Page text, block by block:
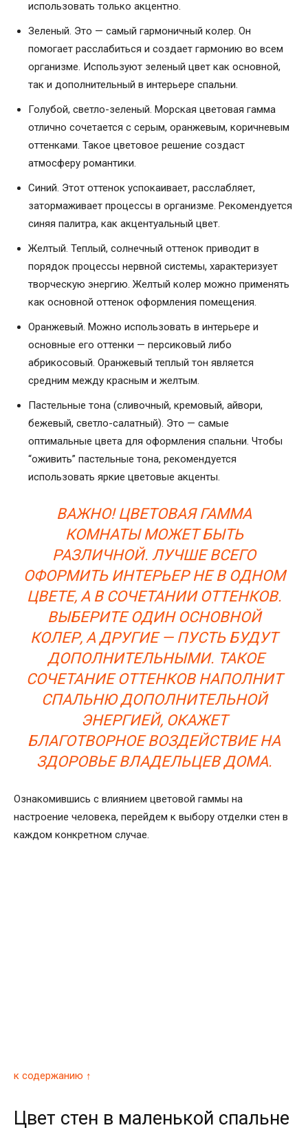
использовать только акцентно.
Зеленый. Это — самый гармоничный колер. Он
помогает расслабиться и создает гармонию во всем
организме. Используют зеленый цвет как основной,
так и дополнительный в интерьере спальни.
Голубой, светло-зеленый. Морская цветовая гамма
отлично сочетается с серым, оранжевым, коричневым
оттенками. Такое цветовое решение создаст
атмосферу романтики.
Синий. Этот оттенок успокаивает, расслабляет,
затормаживает процессы в организме. Рекомендуется
синяя палитра, как акцентуальный цвет.
Желтый. Теплый, солнечный оттенок приводит в
порядок процессы нервной системы, характеризует
творческую энергию. Желтый колер можно применять
как основной оттенок оформления помещения.
Оранжевый. Можно использовать в интерьере и
основные его оттенки — персиковый либо
абрикосовый. Оранжевый теплый тон является
средним между красным и желтым.
Пастельные тона (сливочный, кремовый, айвори,
бежевый, светло-салатный). Это — самые
оптимальные цвета для оформления спальни. Чтобы
“оживить” пастельные тона, рекомендуется
использовать яркие цветовые акценты.
ВАЖНО! ЦВЕТОВАЯ ГАММА
КОМНАТЫ МОЖЕТ БЫТЬ
РАЗЛИЧНОЙ. ЛУЧШЕ ВСЕГО
ОФОРМИТЬ ИНТЕРЬЕР НЕ В ОДНОМ
ЦВЕТЕ, А В СОЧЕТАНИИ ОТТЕНКОВ.
ВЫБЕРИТЕ ОДИН ОСНОВНОЙ
КОЛЕР, А ДРУГИЕ — ПУСТЬ БУДУТ
ДОПОЛНИТЕЛЬНЫМИ. ТАКОЕ
СОЧЕТАНИЕ ОТТЕНКОВ НАПОЛНИТ
СПАЛЬНЮ ДОПОЛНИТЕЛЬНОЙ
ЭНЕРГИЕЙ, ОКАЖЕТ
БЛАГОТВОРНОЕ ВОЗДЕЙСТВИЕ НА
ЗДОРОВЬЕ ВЛАДЕЛЬЦЕВ ДОМА.
Ознакомившись с влиянием цветовой гаммы на
настроение человека, перейдем к выбору отделки стен в
каждом конкретном случае.
к содержанию ↑
Цвет стен в маленькой спальне